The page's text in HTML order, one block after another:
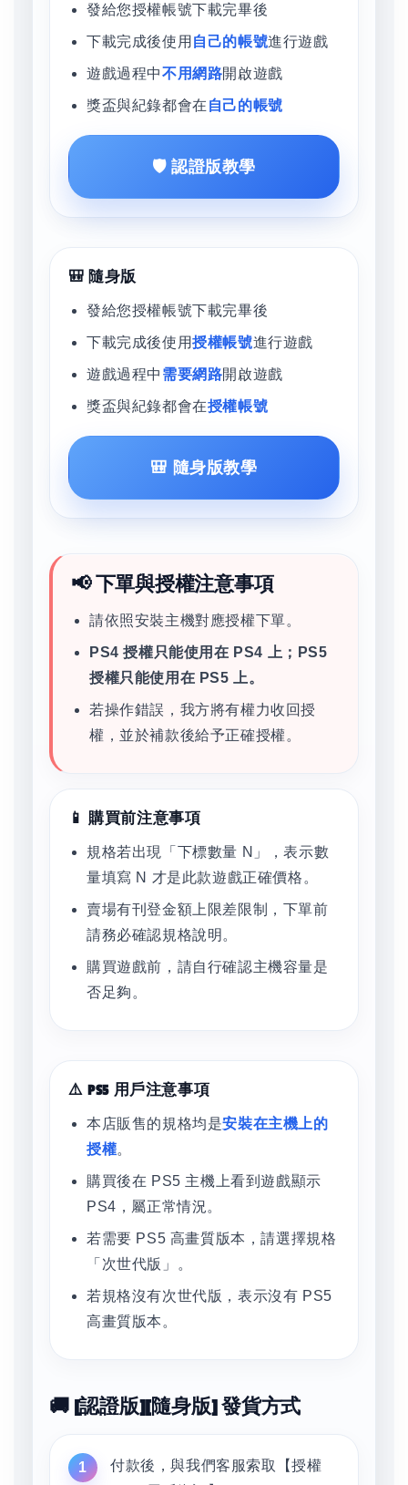
發給您授權帳號下載完畢後
下載完成後使用 自己的帳號進行遊戲
遊戲過程中不用網路開啟遊戲
獎盃與紀錄都會在 自己的帳號
🛡️ 認證版教學
🎒 隨身版
發給您授權帳號下載完畢後
下載完成後使用授權帳號進行遊戲
遊戲過程中 需要網路開啟遊戲
獎盃與紀錄都會在授權帳號
🎒 隨身版教學
📢 下單與授權注意事項
請依照安裝主機對應授權下單。
PS4 授權只能使用在 PS4 上；PS5
授權只能使用在 PS5 上。
若操作錯誤，我方將有權力收回授
權，並於補款後給予正確授權。
📱 購買前注意事項
規格若出現「下標數量 N」，表示數
量填寫 N 才是此款遊戲正確價格。
賣場有刊登金額上限差限制，下單前
請務必確認規格說明。
購買遊戲前，請自行確認主機容量是
否足夠。
⚠️ PS5 用戶注意事項
本店販售的規格均是安裝在主機上的
授權。
購買後在 PS5 主機上看到遊戲顯示
PS4，屬正常情況。
若需要 PS5 高畫質版本，請選擇規格
「次世代版」。
若規格沒有次世代版，表示沒有 PS5
高畫質版本。
🚚 [認證版][隨身版] 發貨方式
付款後，與我們客服索取【授權